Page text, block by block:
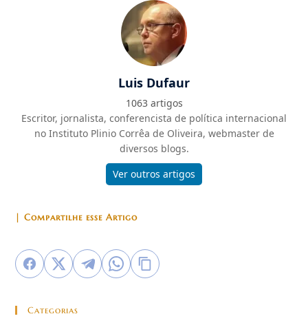
Luis Dufaur
1063 artigos
Escritor, jornalista, conferencista de política internacional
no Instituto Plinio Corrêa de Oliveira, webmaster de
diversos blogs.
Ver outros artigos
| Compartilhe esse Artigo
Categorias